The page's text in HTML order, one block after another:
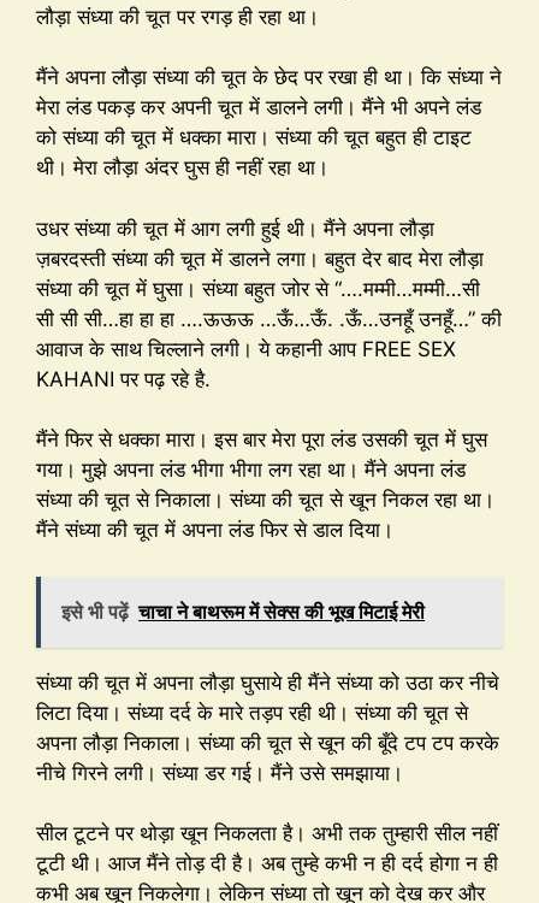
लौड़ा संध्या की चूत पर रगड़ ही रहा था।
मैंने अपना लौड़ा संध्या की चूत के छेद पर रखा ही था। कि संध्या ने
मेरा लंड पकड़ कर अपनी चूत में डालने लगी। मैंने भी अपने लंड
को संध्या की चूत में धक्का मारा। संध्या की चूत बहुत ही टाइट
थी। मेरा लौड़ा अंदर घुस ही नहीं रहा था।
उधर संध्या की चूत में आग लगी हुई थी। मैंने अपना लौड़ा
ज़बरदस्ती संध्या की चूत में डालने लगा। बहुत देर बाद मेरा लौड़ा
संध्या की चूत में घुसा। संध्या बहुत जोर से “….मम्मी…मम्मी…सी
सी सी सी…हा हा हा ….ऊऊऊ …ऊँ…ऊँ. .ऊँ…उनहूँ उनहूँ…” की
आवाज के साथ चिल्लाने लगी। ये कहानी आप FREE SEX
KAHANI पर पढ़ रहे है.
मैंने फिर से धक्का मारा। इस बार मेरा पूरा लंड उसकी चूत में घुस
गया। मुझे अपना लंड भीगा भीगा लग रहा था। मैंने अपना लंड
संध्या की चूत से निकाला। संध्या की चूत से खून निकल रहा था।
मैंने संध्या की चूत में अपना लंड फिर से डाल दिया।
इसे भी पढ़ें चाचा ने बाथरूम में सेक्स की भूख मिटाई मेरी
संध्या की चूत में अपना लौड़ा घुसाये ही मैंने संध्या को उठा कर नीचे
लिटा दिया। संध्या दर्द के मारे तड़प रही थी। संध्या की चूत से
अपना लौड़ा निकाला। संध्या की चूत से खून की बूँदे टप टप करके
नीचे गिरने लगी। संध्या डर गई। मैंने उसे समझाया।
सील टूटने पर थोड़ा खून निकलता है। अभी तक तुम्हारी सील नहीं
टूटी थी। आज मैंने तोड़ दी है। अब तुम्हे कभी न ही दर्द होगा न ही
कभी अब खून निकलेगा। लेकिन संध्या तो खून को देख कर और